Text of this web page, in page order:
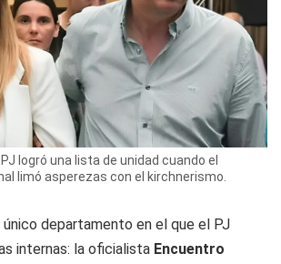
logró una lista de unidad cuando el
limó asperezas con el kirchnerismo.
único departamento en el que el PJ
internas: la oficialista Encuentro